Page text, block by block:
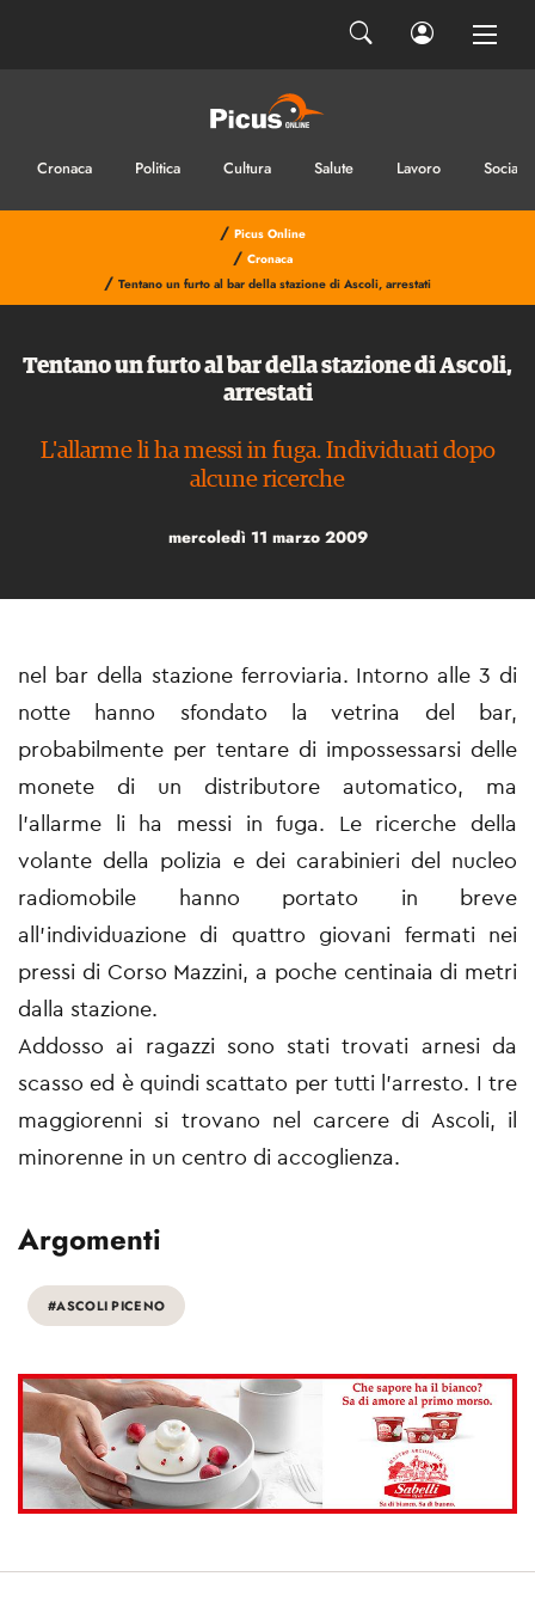
Cronaca Politica Cultura Salute Lavoro Sociale
/ Picus Online
/ Cronaca
/ Tentano un furto al bar della stazione di Ascoli, arrestati
Tentano un furto al bar della stazione di Ascoli,
arrestati
L'allarme li ha messi in fuga. Individuati dopo
alcune ricerche
mercoledì 11 marzo 2009
nel bar della stazione ferroviaria. Intorno alle 3 di
notte hanno sfondato la vetrina del bar,
probabilmente per tentare di impossessarsi delle
monete di un distributore automatico, ma
l'allarme li ha messi in fuga. Le ricerche della
volante della polizia e dei carabinieri del nucleo
radiomobile hanno portato in breve
all'individuazione di quattro giovani fermati nei
pressi di Corso Mazzini, a poche centinaia di metri
dalla stazione.
Addosso ai ragazzi sono stati trovati arnesi da
scasso ed è quindi scattato per tutti l'arresto. I tre
maggiorenni si trovano nel carcere di Ascoli, il
minorenne in un centro di accoglienza.
Argomenti
#ASCOLI PICENO